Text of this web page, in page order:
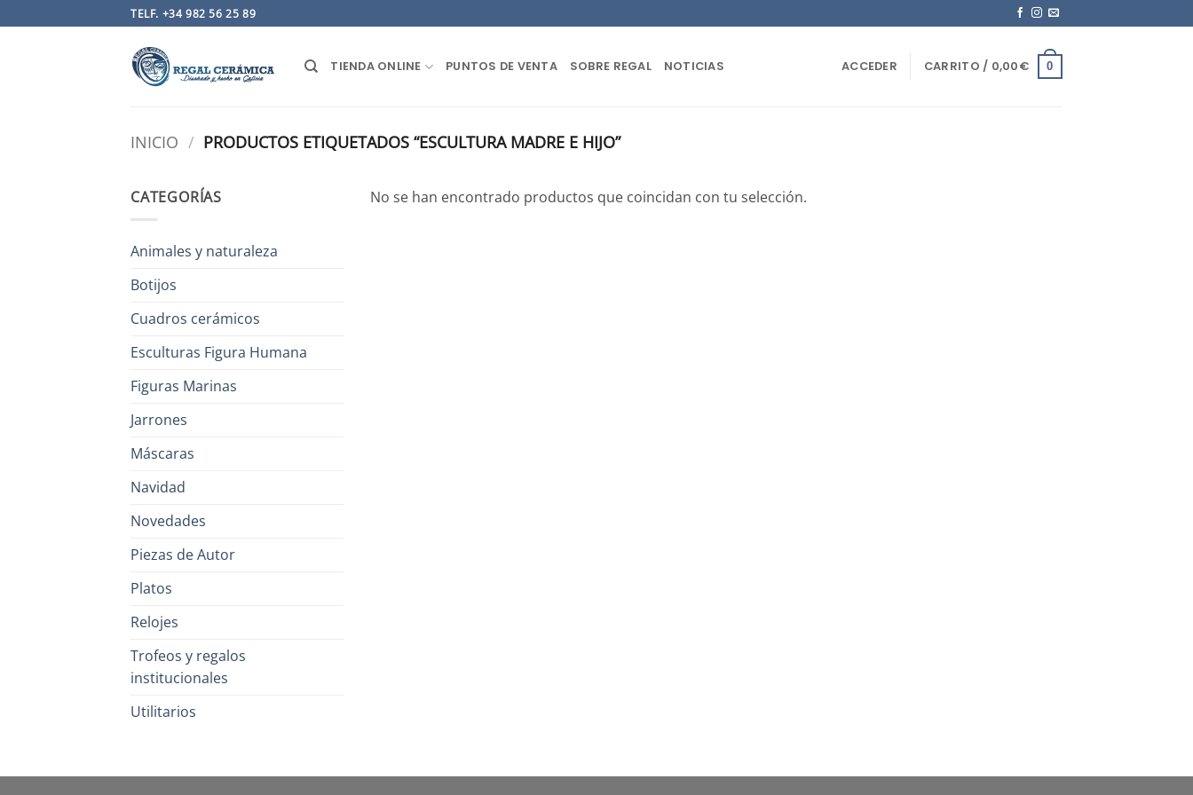
al
TELF. +34 982 56 25 89
TIENDA ONLINE PUNTOS DE VENTA SOBRE REGAL NOTICIAS ACCEDER CARRITO / 0,00€ 0
INICIO / PRODUCTOS ETIQUETADOS “ESCULTURA MADRE E HIJO”
CATEGORÍAS
Animales y naturaleza
Botijos
Cuadros cerámicos
Esculturas Figura Humana
Figuras Marinas
Jarrones
Máscaras
Navidad
Novedades
Piezas de Autor
Platos
Relojes
Trofeos y regalos
institucionales
Utilitarios
No se han encontrado productos que coincidan con tu selección.